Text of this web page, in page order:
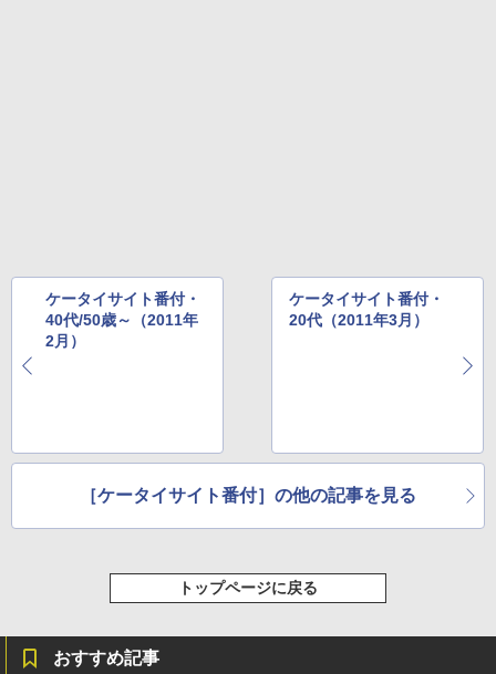
ケータイサイト番付・
40代/50歳～（2011年
2月）
ケータイサイト番付・
20代（2011年3月）
［ケータイサイト番付］の他の記事を見る
トップページに戻る
おすすめ記事